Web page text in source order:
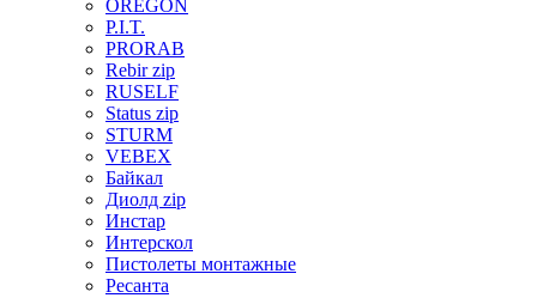
OREGON
P.I.T.
PRORAB
Rebir zip
RUSELF
Status zip
STURM
VEBEX
Байкал
Диолд zip
Инстар
Интерскол
Пистолеты монтажные
Ресанта